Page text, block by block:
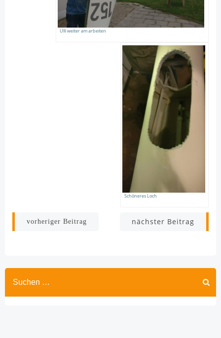
Ulli weiter am arbeiten
Schöneres Loch
Beitragsnavigation
vorheriger Beitrag nächster Beitrag